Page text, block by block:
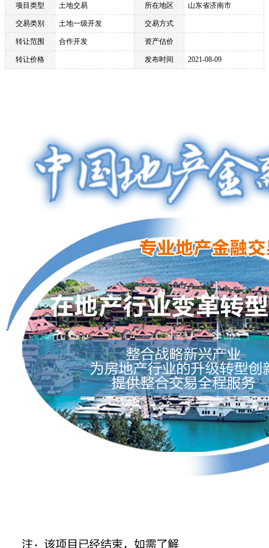
项目类型 土地交易 所在地区 山东省济南市
交易类别 土地一级开发 交易方式
转让范围 合作开发 资产估价
转让价格 发布时间 2021-08-09